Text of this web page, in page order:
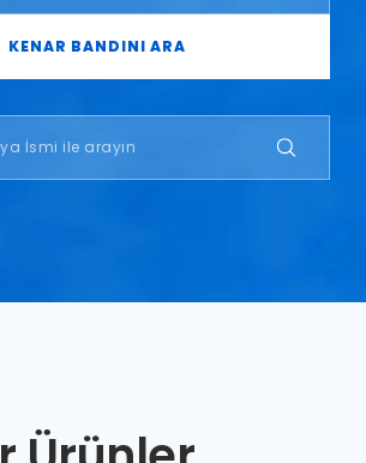
KENAR BANDINI ARA